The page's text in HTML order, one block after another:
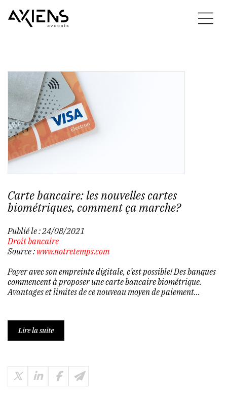
Carte bancaire: les nouvelles cartes
biométriques, comment ça marche?
Publié le :24/08/2021
Droit bancaire
Source : www.notretemps.com
Payer avec son empreinte digitale, c’est possible! Des banques
commencent à proposer une carte bancaire biométrique.
Avantages et limites de ce nouveau moyen de paiement...
Lire la suite